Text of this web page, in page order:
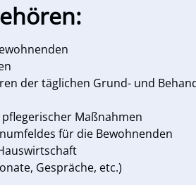
der täglichen Grund- und
Maßnahmen
für die Bewohnenden
Gespräche, etc.)